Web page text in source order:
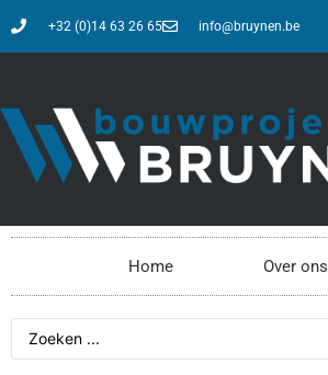
+32 (0)14 63 26 65 info@bruynen.be
Home Over ons